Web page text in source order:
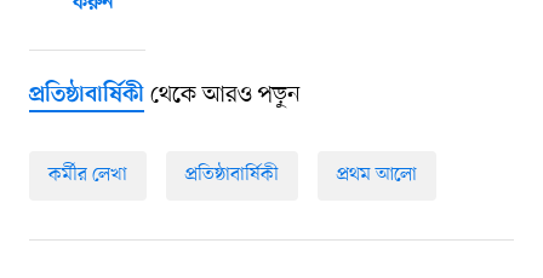
প্রতিষ্ঠাবার্ষিকীথেকে আরও পড়ুন
কর্মীর লেখা প্রতিষ্ঠাবার্ষিকী প্রথম আলো